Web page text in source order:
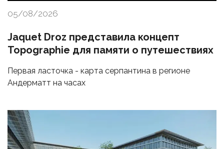
05/08/2026
Jaquet Droz представила концепт
Topographie для памяти о путешествиях
Первая ласточка - карта серпантина в регионе
Андерматт на часах